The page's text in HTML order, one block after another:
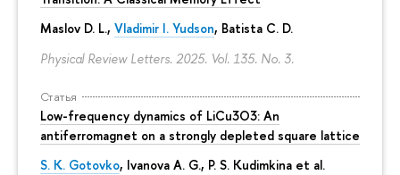
Maslov D. L., Vladimir I. Yudson, Batista C. D.
Physical Review Letters. 2025. Vol. 135. No. 3.
Статья
Low-frequency dynamics of LiCu3⁢O3: An
antiferromagnet on a strongly depleted square lattice
S. K. Gotovko, Ivanova A. G., P. S. Kudimkina et al.